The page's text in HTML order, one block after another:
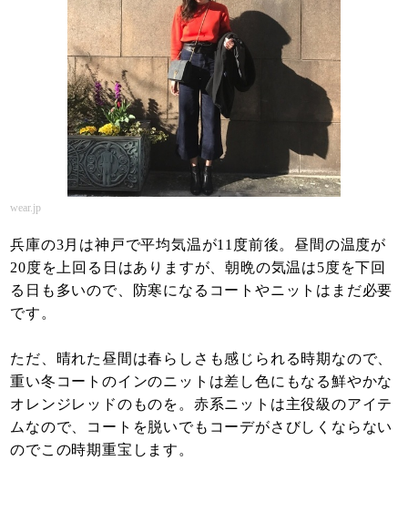
wear.jp
兵庫の3月は神戸で平均気温が11度前後。昼間の温度が
20度を上回る日はありますが、朝晩の気温は5度を下回
る日も多いので、防寒になるコートやニットはまだ必要
です。
ただ、晴れた昼間は春らしさも感じられる時期なので、
重い冬コートのインのニットは差し色にもなる鮮やかな
オレンジレッドのものを。赤系ニットは主役級のアイテ
ムなので、コートを脱いでもコーデがさびしくならない
のでこの時期重宝します。